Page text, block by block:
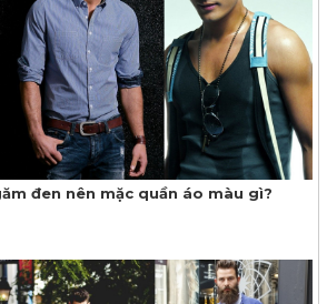
đen nên mặc quần áo màu gì?